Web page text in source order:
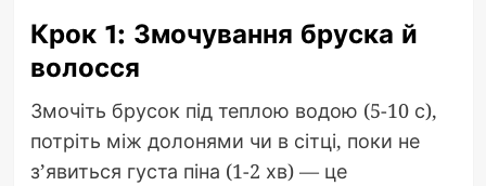
Крок 1: Змочування бруска й
волосся
Змочіть брусок під теплою водою (5-10 с),
потріть між долонями чи в сітці, поки не
з’явиться густа піна (1-2 хв) — це